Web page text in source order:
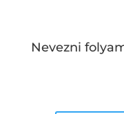
Nevezni